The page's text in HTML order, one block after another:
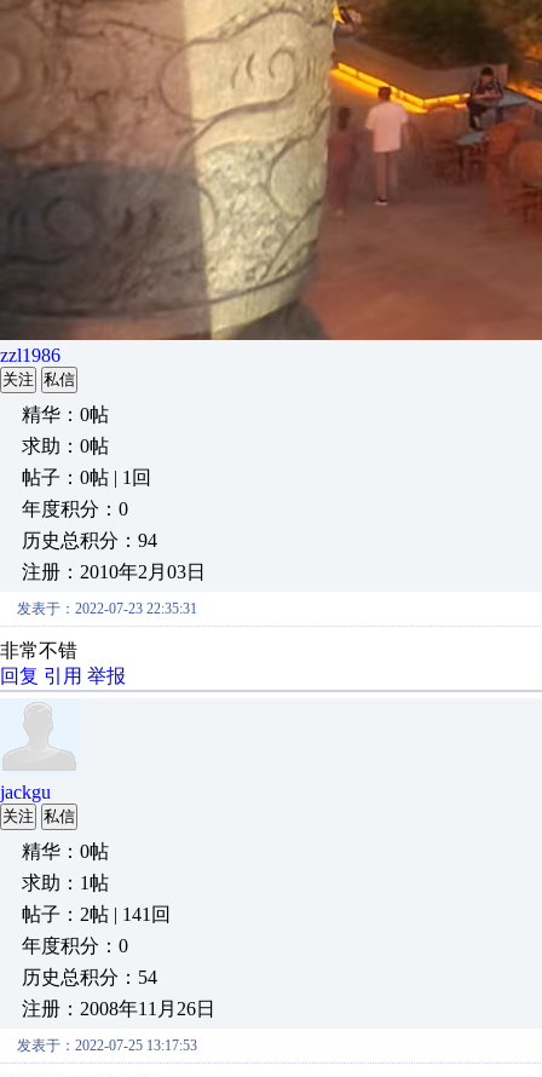
zzl1986
关注 私信
精华：0帖
求助：0帖
帖子：0帖 | 1回
年度积分：0
历史总积分：94
注册：2010年2月03日
发表于：2022-07-23 22:35:31
非常不错
回复 引用 举报
jackgu
关注 私信
精华：0帖
求助：1帖
帖子：2帖 | 141回
年度积分：0
历史总积分：54
注册：2008年11月26日
发表于：2022-07-25 13:17:53